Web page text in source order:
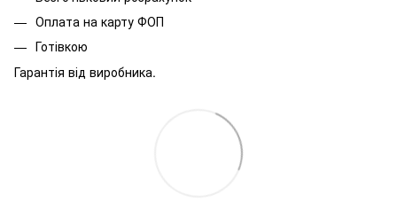
Оплата на карту ФОП
Готівкою
Гарантія від виробника.